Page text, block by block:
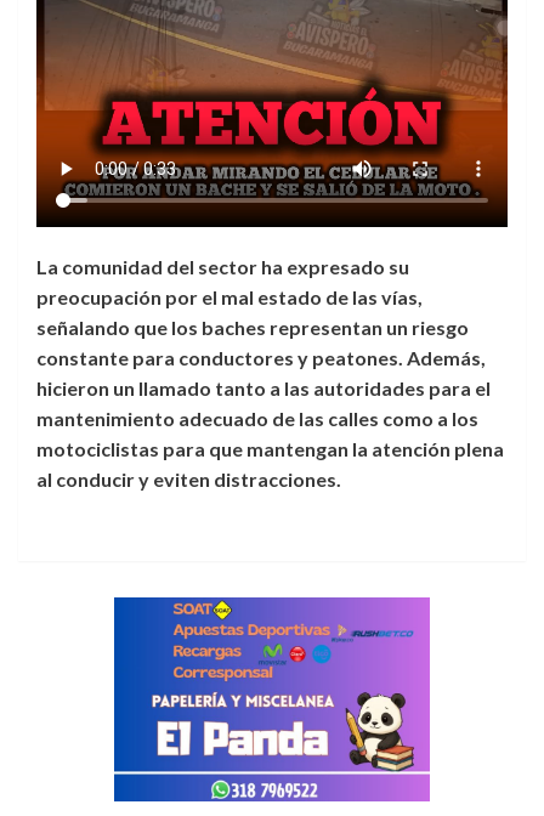
La comunidad del sector ha expresado su
preocupación por el mal estado de las vías,
señalando que los baches representan un riesgo
constante para conductores y peatones. Además,
hicieron un llamado tanto a las autoridades para el
mantenimiento adecuado de las calles como a los
motociclistas para que mantengan la atención plena
al conducir y eviten distracciones.